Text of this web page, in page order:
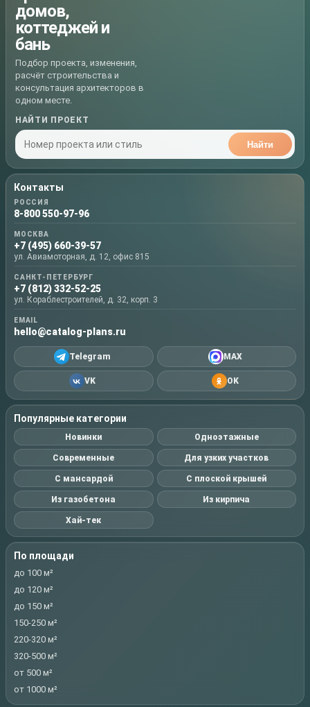
домов,
коттеджей и
бань
Подбор проекта, изменения,
расчёт строительства и
консультация архитекторов в
одном месте.
НАЙТИ ПРОЕКТ
Найти
Контакты
РОССИЯ
8-800 550-97-96
МОСКВА
+7 (495) 660-39-57
ул. Авиамоторная, д. 12, офис 815
САНКТ-ПЕТЕРБУРГ
+7 (812) 332-52-25
ул. Кораблестроителей, д. 32, корп. 3
EMAIL
hello@catalog-plans.ru
Telegram MAX
VK OK
Популярные категории
Новинки Одноэтажные
Современные Для узких участков
С мансардой С плоской крышей
Из газобетона Из кирпича
Хай-тек
По площади
до 100 м²
до 120 м²
до 150 м²
150-250 м²
220-320 м²
320-500 м²
от 500 м²
от 1000 м²